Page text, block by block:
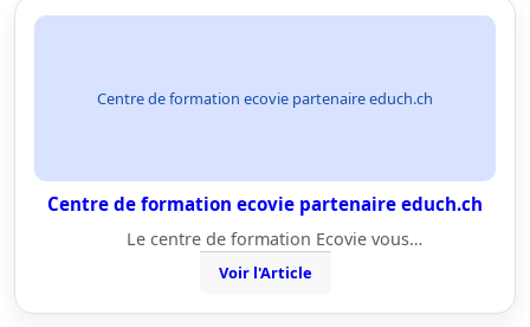
Centre de formation ecovie partenaire educh.ch
Centre de formation ecovie partenaire educh.ch
Le centre de formation Ecovie vous…
Voir l'Article